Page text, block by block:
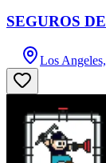
SEGUROS
Los